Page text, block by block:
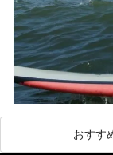
おすす